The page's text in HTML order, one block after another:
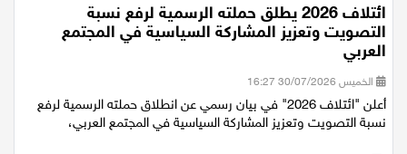
ائتلاف 2026 يطلق حملته الرسمية لرفع نسبة
التصويت وتعزيز المشاركة السياسية في المجتمع
العربي
الخميس 30/07/2026 16:27
أعلن "ائتلاف 2026" في بيان رسمي عن انطلاق حملته الرسمية لرفع